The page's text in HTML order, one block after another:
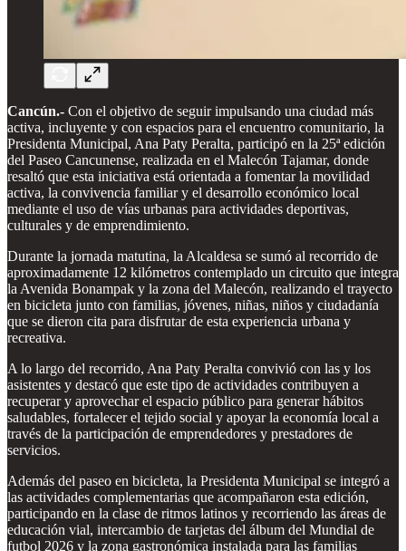
Cancún.- Con el objetivo de seguir impulsando una ciudad más
activa, incluyente y con espacios para el encuentro comunitario, la
Presidenta Municipal, Ana Paty Peralta, participó en la 25ª edición
del Paseo Cancunense, realizada en el Malecón Tajamar, donde
resaltó que esta iniciativa está orientada a fomentar la movilidad
activa, la convivencia familiar y el desarrollo económico local
mediante el uso de vías urbanas para actividades deportivas,
culturales y de emprendimiento.
Durante la jornada matutina, la Alcaldesa se sumó al recorrido de
aproximadamente 12 kilómetros contemplado un circuito que integra
la Avenida Bonampak y la zona del Malecón, realizando el trayecto
en bicicleta junto con familias, jóvenes, niñas, niños y ciudadanía
que se dieron cita para disfrutar de esta experiencia urbana y
recreativa.
A lo largo del recorrido, Ana Paty Peralta convivió con las y los
asistentes y destacó que este tipo de actividades contribuyen a
recuperar y aprovechar el espacio público para generar hábitos
saludables, fortalecer el tejido social y apoyar la economía local a
través de la participación de emprendedores y prestadores de
servicios.
Además del paseo en bicicleta, la Presidenta Municipal se integró a
las actividades complementarias que acompañaron esta edición,
participando en la clase de ritmos latinos y recorriendo las áreas de
educación vial, intercambio de tarjetas del álbum del Mundial de
futbol 2026 y la zona gastronómica instalada para las familias